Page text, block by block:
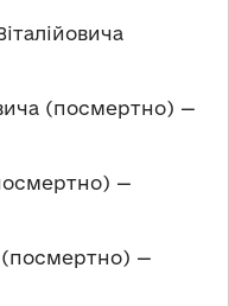
(посмертно) —
—
—